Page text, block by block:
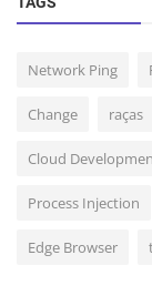
Network Ping
Change raças
Cloud
Process Injection
Edge Browser